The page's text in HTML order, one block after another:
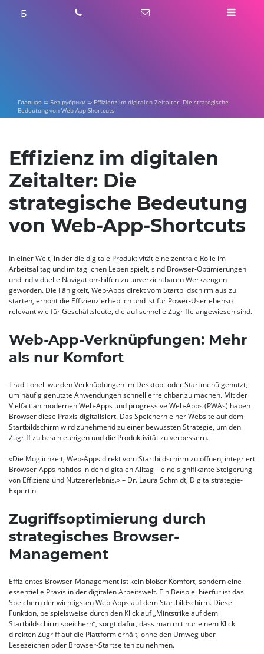
Б
Главная ➯ Без рубрики ➯ Effizienz im digitalen Zeitalter: Die strategische
Bedeutung von Web-App-Shortcuts
Effizienz im digitalen
Zeitalter: Die
strategische Bedeutung
von Web-App-Shortcuts
In einer Welt, in der die digitale Produktivität eine zentrale Rolle im
Arbeitsalltag und im täglichen Leben spielt, sind Browser-Optimierungen
und individuelle Navigationshilfen zu unverzichtbaren Werkzeugen
geworden. Die Fähigkeit, Web-Apps direkt vom Startbildschirm aus zu
starten, erhöht die Effizienz erheblich und ist für Power-User ebenso
relevant wie für Geschäftsleute, die auf schnelle Zugriffe angewiesen sind.
Web-App-Verknüpfungen: Mehr
als nur Komfort
Traditionell wurden Verknüpfungen im Desktop- oder Startmenü genutzt,
um häufig genutzte Anwendungen schnell erreichbar zu machen. Mit der
Vielfalt an modernen Web-Apps und progressive Web-Apps (PWAs) haben
Browser diese Praxis digitalisiert. Das Speichern einer Website auf dem
Startbildschirm wird zunehmend zu einer bewussten Strategie, um den
Zugriff zu beschleunigen und die Produktivität zu verbessern.
«Die Möglichkeit, Web-Apps direkt vom Startbildschirm zu öffnen, integriert
Browser-Apps nahtlos in den digitalen Alltag – eine signifikante Steigerung
von Effizienz und Nutzererlebnis.» – Dr. Laura Schmidt, Digitalstrategie-
Expertin
Zugriffsoptimierung durch
strategisches Browser-
Management
Effizientes Browser-Management ist kein bloßer Komfort, sondern eine
essentielle Praxis in der digitalen Arbeitswelt. Ein Beispiel hierfür ist das
Speichern der wichtigsten Web-Apps auf dem Startbildschirm. Diese
Funktion, beispielsweise durch den Klick auf „Mintstrike auf dem
Startbildschirm speichern“, sorgt dafür, dass man mit nur einem Klick
direkten Zugriff auf die Plattform erhält, ohne den Umweg über
Lesezeichen oder Browser-Startseiten zu nehmen.